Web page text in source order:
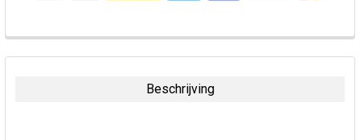
VAAK
SAMEN
Beschrijving